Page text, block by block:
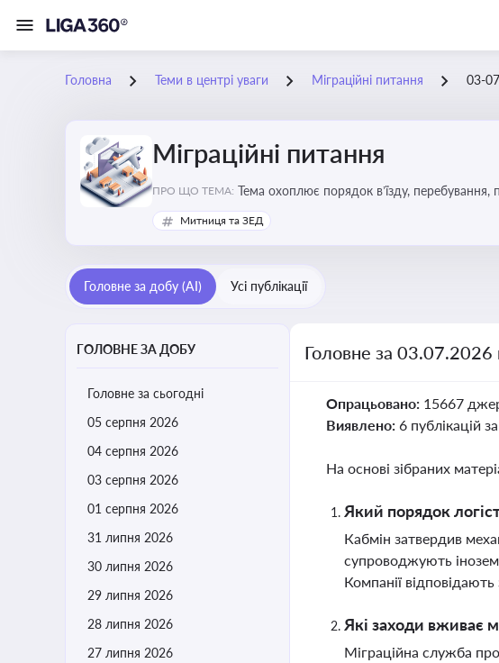
Головна Теми в центрі уваги Міграційні питання 03-
Міграційні питання
ПРО ЩО ТЕМА: Тема охоплює порядок в’їзду,
Митниця та ЗЕД
Головне за добу (AI) Усі публікації
ГОЛОВНЕ ЗА ДОБУ
Головне за сьогодні
05 серпня 2026
04 серпня 2026
03 серпня 2026
01 серпня 2026
31 липня 2026
30 липня 2026
29 липня 2026
28 липня 2026
27 липня 2026
Головне за 03.07.2026
Опрацьовано: 15667
Виявлено: 6 публікацій
На основі зібраних
Який порядок
Кабмін затвердив
супроводжують
Компанії
Які заходи вживає
Міграційна служба